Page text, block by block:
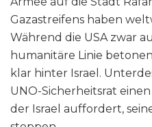
Gazastreifens haben
Während die USA zwar
humanitäre Linie
klar hinter Israel.
UNO-Sicherheitsrat
der Israel auffordert,